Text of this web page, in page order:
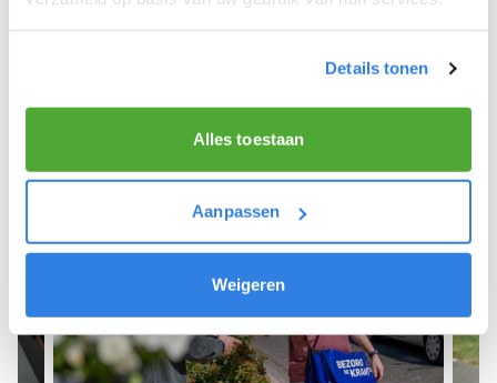
Details tonen
Alles toestaan
Aanpassen
Weigeren